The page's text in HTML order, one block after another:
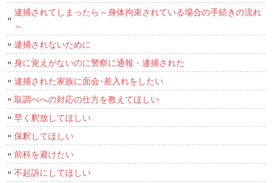
逮捕されてしまったら～身体拘束されている場合の手続きの流れ
～
逮捕されないために
身に覚えがないのに警察に通報・逮捕された
逮捕された家族に面会･差入れをしたい
取調べへの対応の仕方を教えてほしい
早く釈放してほしい
保釈してほしい
前科を避けたい
不起訴にしてほしい